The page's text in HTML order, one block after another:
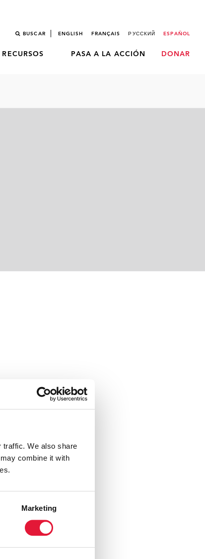
BUSCAR ENGLISH FRANÇAIS РУССКИЙ ESPAÑOL
RECURSOS PASA A LA ACCIÓN DONAR